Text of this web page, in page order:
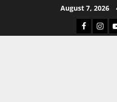
August 7, 2026
Facebook